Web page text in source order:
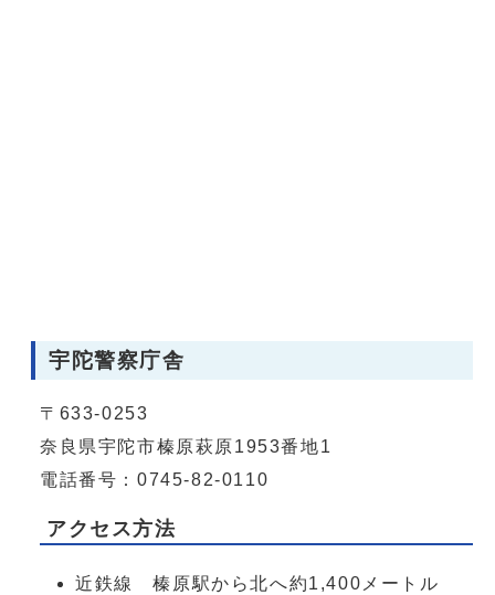
宇陀警察庁舎
〒633-0253
奈良県宇陀市榛原萩原1953番地1
電話番号：0745-82-0110
アクセス方法
近鉄線 榛原駅から北へ約1,400メートル